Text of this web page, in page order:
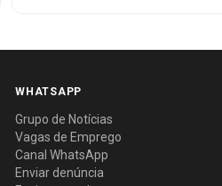
WHATSAPP
Grupo de Notícias
Vagas de Emprego
Canal WhatsApp
Enviar denúncia